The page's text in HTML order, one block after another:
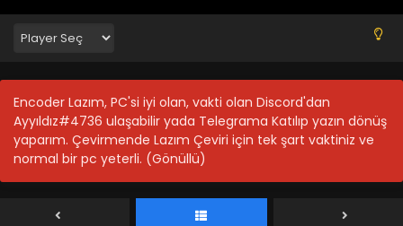
Encoder Lazım, PC'si iyi olan, vakti olan Discord'dan
Ayyıldız#4736 ulaşabilir yada Telegrama Katılıp yazın dönüş
yaparım. Çevirmende Lazım Çeviri için tek şart vaktiniz ve
normal bir pc yeterli. (Gönüllü)
Blm 10 - Ling Qi (Japonca) 1.Sezon 10.Bölüm Final - Ekim
Blm 9 - Ling Qi (Japonca) 1.Sezon 9.Bölüm - Ekim 10, 2021
Ling Qi (Japonca) 1.Sezon 8.Bölüm
Blm 8 - Ling Qi (Japonca) 1.Sezon 8.Bölüm - Ekim 10, 2021